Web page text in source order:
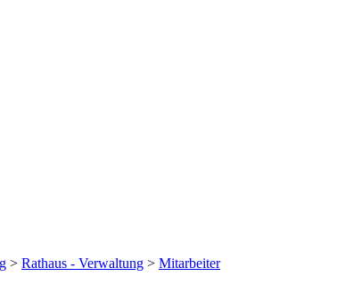
> Rathaus - Verwaltung > Mitarbeiter